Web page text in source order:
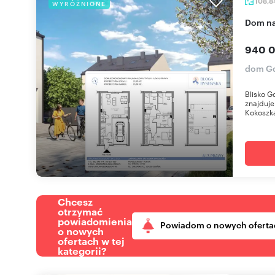
WYRÓŻNIONE
dom
940
dom
Blisko
Chcesz
otrzymać
powiadomienia
o nowych
ofertach w tej
kategorii?
Powiadom o nowych